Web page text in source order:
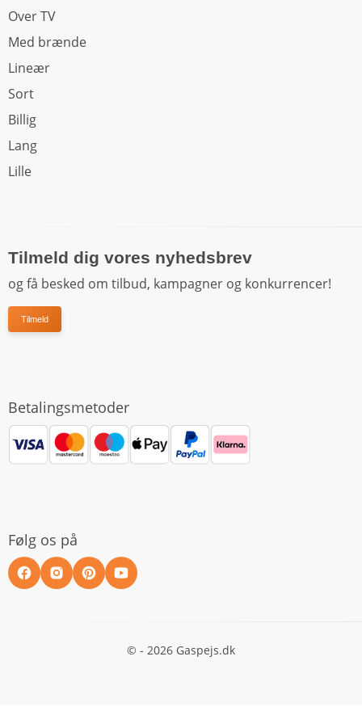
Over TV
Med brænde
Lineær
Sort
Billig
Lang
Lille
Tilmeld dig vores nyhedsbrev
og få besked om tilbud, kampagner og konkurrencer!
Tilmeld
Betalingsmetoder
Følg os på
© - 2026 Gaspejs.dk